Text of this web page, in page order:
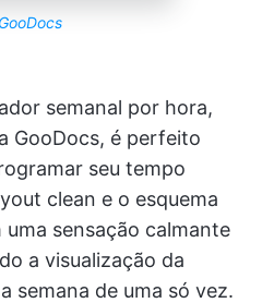
GooDocs
semanal por hora,
GooDocs, é perfeito
seu tempo
clean e o esquema
sensação calmante
a visualização da
semana de uma só vez.